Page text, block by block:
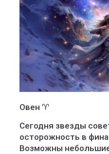
Овен ♈️
Сегодня звезды
осторожность в
Возможны